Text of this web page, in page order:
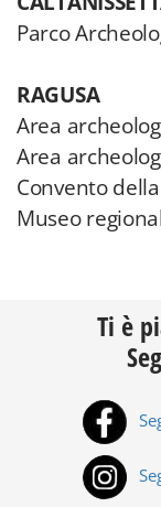
Parco
RAGUSA
Area
Area
Convento
Museo
Ti è